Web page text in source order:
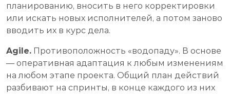
планированию, вносить в него корректировки
или искать новых исполнителей, а потом заново
вводить их в курс дела.
Agile. Противоположность «водопаду». В основе
— оперативная адаптация к любым изменениям
на любом этапе проекта. Общий план действий
разбивают на спринты, в конце каждого из них